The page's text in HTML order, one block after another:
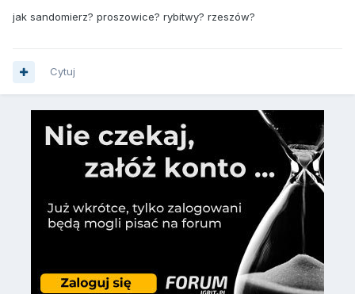
jak sandomierz? proszowice? rybitwy? rzeszów?
Cytuj